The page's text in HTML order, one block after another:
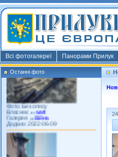
Всі фотогалереї Панорами Прилук
Останні фото
Фото: Київ 2022
Власник:
morsresistis
Галерея:
Templates
Додано: 2022-11-13
Фото: Без опису
Власник:
watt
Галерея:
Війна
Додано: 2022-06-09